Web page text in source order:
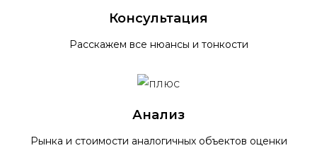
Консультация
Расскажем все нюансы и тонкости
Анализ
Рынка и стоимости аналогичных объектов оценки